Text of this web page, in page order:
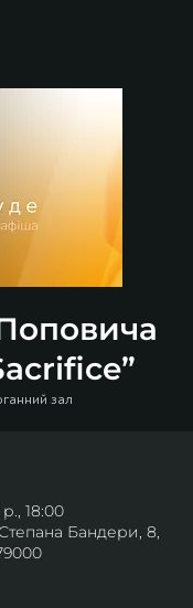
зал
18:00
Бандери, 8,